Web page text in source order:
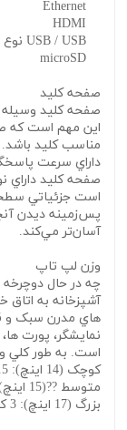
صفحه کليد
صفحه کليد وسيله
اين مهم است که
مناسب کليد باشد.
داراي سرعت
صفحه کليد داراي
است جزئياتي
پس‌زمينه ديدن
آسان‌تر مي‌کند.
وزن لپ تاپ
چه در حال دوچرخه
آشپزخانه به
هاي مدرن سبک و
نمايشگر، پورت‌
است. به طور کلي
کوچک (14 اينچ): 1.5 تا 2 کيلوگرم
متوسط ??(15 اينچ): 2 تا 2.5 کيلوگرم
بزرگ (17 اينچ): 3 کيلوگرم